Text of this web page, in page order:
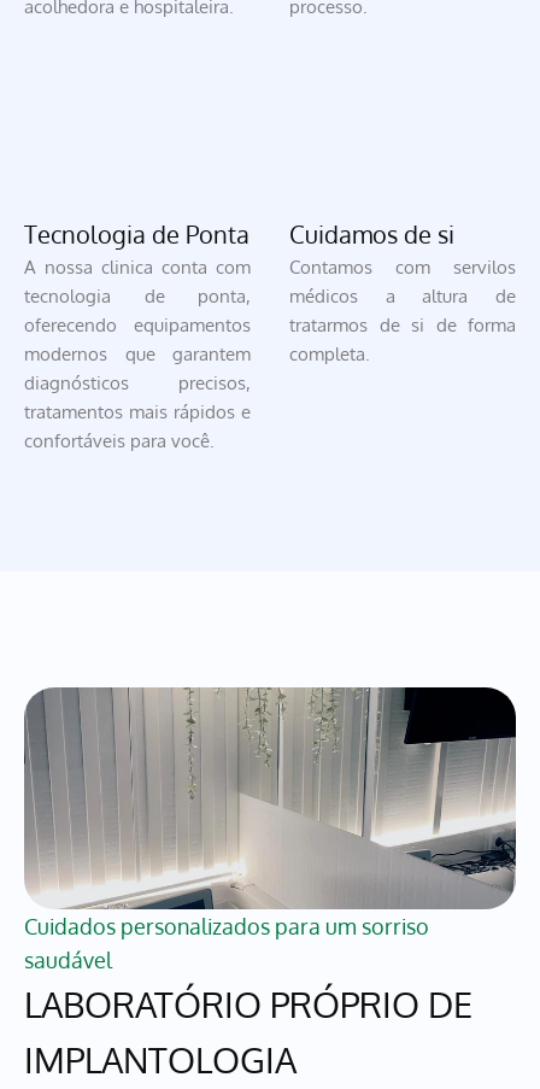
acolhedora e hospitaleira. processo.
Tecnologia de Ponta
A nossa clinica conta com
tecnologia de ponta,
oferecendo equipamentos
modernos que garantem
diagnósticos precisos,
tratamentos mais rápidos e
confortáveis para você.
Cuidamos de si
Contamos com servilos
médicos a altura de
tratarmos de si de forma
completa.
Cuidados personalizados para um sorriso
saudável
LABORATÓRIO PRÓPRIO DE
IMPLANTOLOGIA